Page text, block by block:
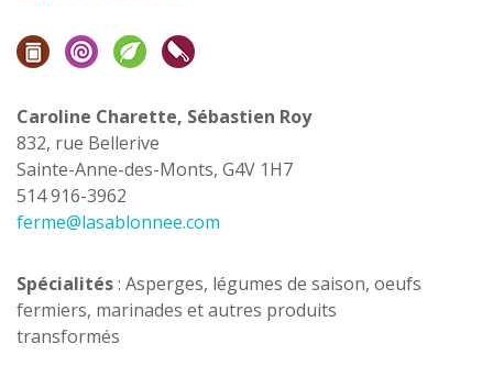
Caroline Charette, Sébastien Roy
832, rue Bellerive
Sainte-Anne-des-Monts, G4V 1H7
514 916-3962
ferme@lasablonnee.com
Spécialités: Asperges, légumes de saison, oeufs
fermiers, marinades et autres produits
transformés